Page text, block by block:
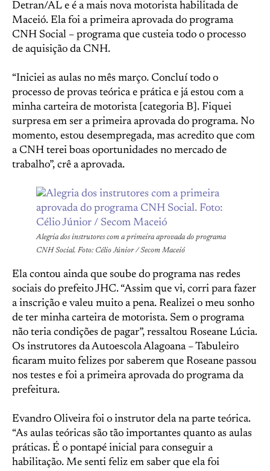
Detran/AL e é a mais nova motorista habilitada de
Maceió. Ela foi a primeira aprovada do programa
CNH Social – programa que custeia todo o processo
de aquisição da CNH.
“Iniciei as aulas no mês março. Concluí todo o
processo de provas teórica e prática e já estou com a
minha carteira de motorista [categoria B]. Fiquei
surpresa em ser a primeira aprovada do programa. No
momento, estou desempregada, mas acredito que com
a CNH terei boas oportunidades no mercado de
trabalho”, crê a aprovada.
Alegria dos instrutores com a primeira aprovada do programa
CNH Social. Foto: Célio Júnior / Secom Maceió
Ela contou ainda que soube do programa nas redes
sociais do prefeito JHC. “Assim que vi, corri para fazer
a inscrição e valeu muito a pena. Realizei o meu sonho
de ter minha carteira de motorista. Sem o programa
não teria condições de pagar”, ressaltou Roseane Lúcia.
Os instrutores da Autoescola Alagoana – Tabuleiro
ficaram muito felizes por saberem que Roseane passou
nos testes e foi a primeira aprovada do programa da
prefeitura.
Evandro Oliveira foi o instrutor dela na parte teórica.
“As aulas teóricas são tão importantes quanto as aulas
práticas. É o pontapé inicial para conseguir a
habilitação. Me senti feliz em saber que ela foi